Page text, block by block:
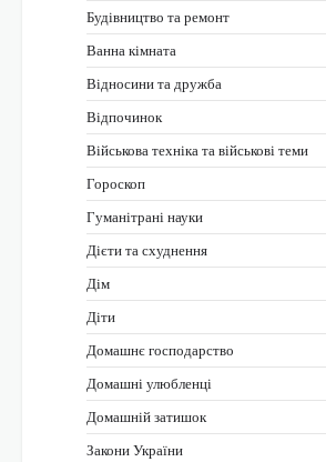
Будівництво та ремонт
Ванна кімната
Відносини та дружба
Відпочинок
Військова техніка та військові теми
Гороскоп
Гуманітрані науки
Дієти та схуднення
Дім
Діти
Домашнє господарство
Домашні улюбленці
Домашній затишок
Закони України